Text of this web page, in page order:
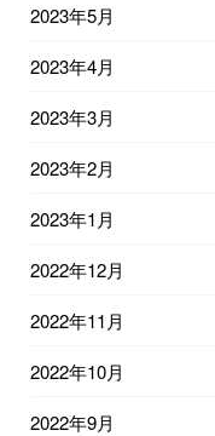
2023年5月
2023年4月
2023年3月
2023年2月
2023年1月
2022年12月
2022年11月
2022年10月
2022年9月